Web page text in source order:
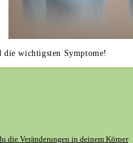
die wichtigsten Symptome!
die Veränderungen in deinem Körper